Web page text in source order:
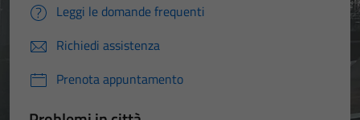
Leggi le domande frequenti
Richiedi assistenza
Prenota appuntamento